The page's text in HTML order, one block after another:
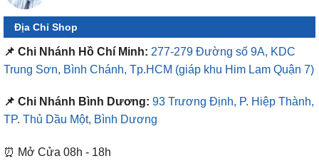
Địa Chỉ Shop
📌 Chi Nhánh Hồ Chí Minh: 277-279 Đường số 9A, KDC
Trung Sơn, Bình Chánh, Tp.HCM (giáp khu Him Lam Quận 7)
📌 Chi Nhánh Bình Dương: 93 Trương Định, P. Hiệp Thành,
TP. Thủ Dầu Một, Bình Dương
⏰ Mở Cửa 08h - 18h